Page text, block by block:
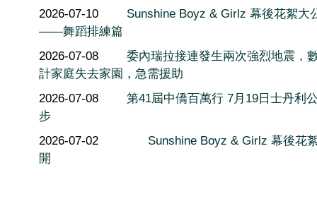
2026-07-10
Sunshine Boyz & Girlz 幕後花絮大
——舞蹈排練篇
2026-07-08
委內瑞拉接連發生兩次強烈地震，
計家庭失去家園，急需援助
2026-07-08
第41屆中僑百萬行 7月19日士丹利
步
2026-07-02
Sunshine Boyz & Girlz 幕後花
開